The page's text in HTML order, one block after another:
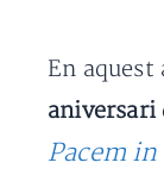
En aquest
aniversari
Pacem